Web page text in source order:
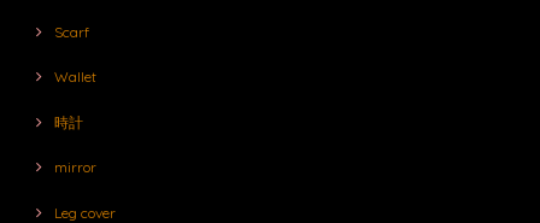
Scarf
Wallet
時計
mirror
Leg cover